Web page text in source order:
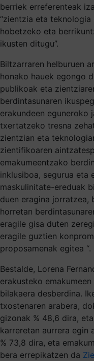
berriek erreferenteak
“zientzia eta
hobetzeko eta
ikusten ditugu”.
Biltzarraren helburuen
honako hauek egongo
publikoak eta
berdintasunaren
erakundeen eguneroko
txertatzeko tresna
zientzian eta
zientifikoaren
emakumeentzako
inklusiboa, segurua eta
maskulinitate-ereduak
duen eragina jorratzea,
horretan
eragile gisa duten
eragile guztien
proposamenak egitea “.
Bestalde, Lorena
erakusteko
bilakaera desberdina.
txostenaren arabera,
gizonak % 48,6 dira,
karreretan aurrera egin
% 73,8 dira, eta
bera errepikatzen da